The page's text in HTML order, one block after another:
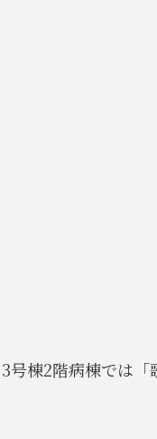
3号棟2階病棟では「